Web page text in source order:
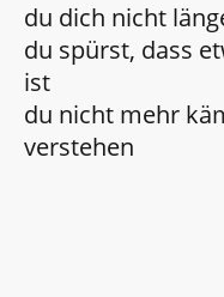
du dich nicht
du spürst, dass
ist
du nicht mehr
verstehen